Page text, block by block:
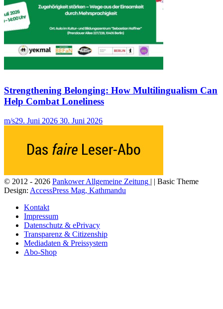
Strengthening Belonging: How Multilingualism Can
Help Combat Loneliness
m/s29. Juni 2026 30. Juni 2026
© 2012 - 2026 Pankower Allgemeine Zeitung | | Basic Theme
Design: AccessPress Mag, Kathmandu
Kontakt
Impressum
Datenschutz & ePrivacy
Transparenz & Citizenship
Mediadaten & Preissystem
Abo-Shop